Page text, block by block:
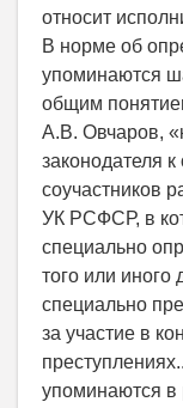
относит
В норме об
упоминаются
общим
А.В. Овчаров,
законодателя
соучастников
УК РСФСР, в
специально
того или иного
специально
за участие в
упоминаются в